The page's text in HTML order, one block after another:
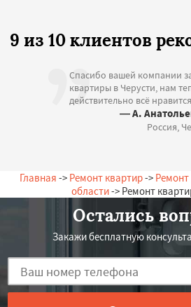
9 из 10 клиентов
Спасибо вашей компании
квартиры в Черусти, нам
действительно всё
— А.
Россия,
Главная -> Ремонт квартир->
области-> Ремонт
Остались
Закажи бесплатную